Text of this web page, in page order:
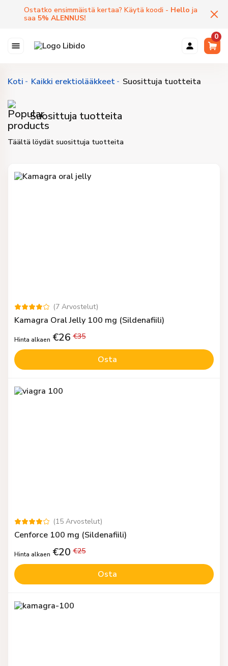
Ostatko ensimmäistä kertaa? Käytä koodi - Hello ja
saa 5% ALENNUS!
0
Koti Kaikki erektiolääkkeet Suosittuja tuotteita
Suosittuja tuotteita
Täältä löydät suosittuja tuotteita
(7 Arvostelut)
Kamagra Oral Jelly 100 mg (Sildenafiili)
Hinta alkaen €26 €35
Osta
(15 Arvostelut)
Cenforce 100 mg (Sildenafiili)
Hinta alkaen €20 €25
Osta